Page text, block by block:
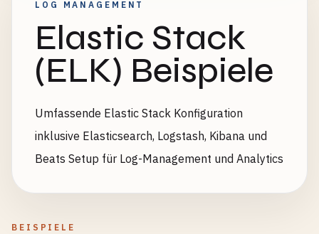
LOG MANAGEMENT
Elastic Stack
(ELK) Beispiele
Umfassende Elastic Stack Konfiguration
inklusive Elasticsearch, Logstash, Kibana und
Beats Setup für Log-Management und Analytics
BEISPIELE